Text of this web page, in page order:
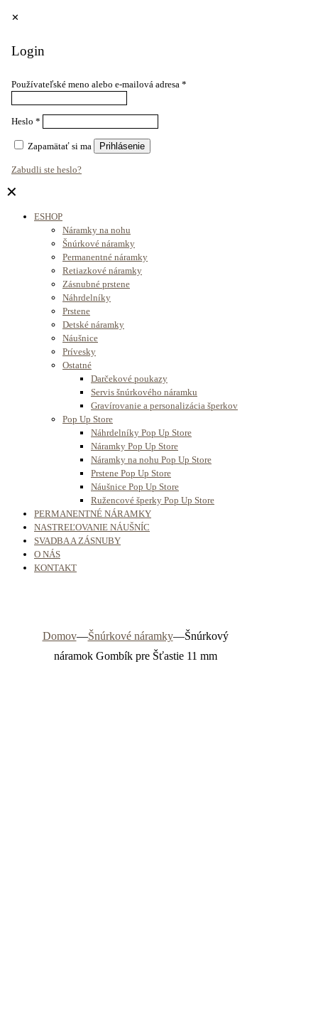
✕
Login
Používateľské meno alebo e-mailová adresa *
Heslo *
Zapamätať si ma Prihlásenie
Zabudli ste heslo?
✕
ESHOP
Náramky na nohu
Šnúrkové náramky
Permanentné náramky
Retiazkové náramky
Zásnubné prstene
Náhrdelníky
Prstene
Detské náramky
Náušnice
Prívesky
Ostatné
Darčekové poukazy
Servis šnúrkového náramku
Gravírovanie a personalizácia šperkov
Pop Up Store
Náhrdelníky Pop Up Store
Náramky Pop Up Store
Náramky na nohu Pop Up Store
Prstene Pop Up Store
Náušnice Pop Up Store
Ružencové šperky Pop Up Store
PERMANENTNÉ NÁRAMKY
NASTREĽOVANIE NÁUŠNÍC
SVADBA A ZÁSNUBY
O NÁS
KONTAKT
Domov—Šnúrkové náramky—Šnúrkový
náramok Gombík pre Šťastie 11 mm